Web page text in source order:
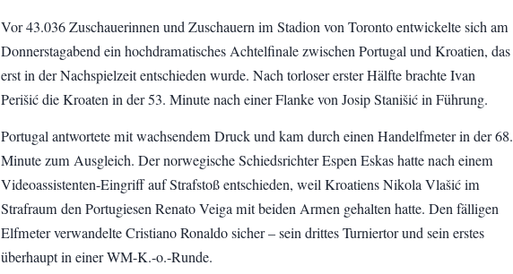
Vor 43.036 Zuschauerinnen und Zuschauern im Stadion von Toronto entwickelte sich am
Donnerstagabend ein hochdramatisches Achtelfinale zwischen Portugal und Kroatien, das
erst in der Nachspielzeit entschieden wurde. Nach torloser erster Hälfte brachte Ivan
Perišić die Kroaten in der 53. Minute nach einer Flanke von Josip Stanišić in Führung.
Portugal antwortete mit wachsendem Druck und kam durch einen Handelfmeter in der 68.
Minute zum Ausgleich. Der norwegische Schiedsrichter Espen Eskas hatte nach einem
Videoassistenten-Eingriff auf Strafstoß entschieden, weil Kroatiens Nikola Vlašić im
Strafraum den Portugiesen Renato Veiga mit beiden Armen gehalten hatte. Den fälligen
Elfmeter verwandelte Cristiano Ronaldo sicher – sein drittes Turniertor und sein erstes
überhaupt in einer WM-K.-o.-Runde.